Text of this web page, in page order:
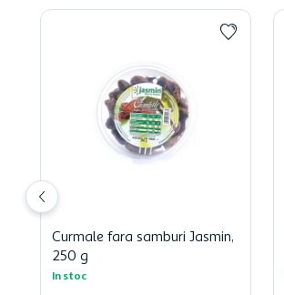
Curmale fara samburi Jasmin,
250 g
In stoc